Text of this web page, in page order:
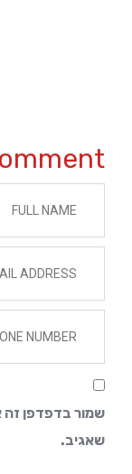
שמור בדפדפן
שאגיב.